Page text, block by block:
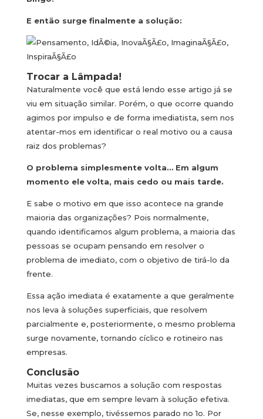
E então surge finalmente a solução:
Trocar a Lâmpada!
Naturalmente você que está lendo esse artigo já se
viu em situação similar. Porém, o que ocorre quando
agimos por impulso e de forma imediatista, sem nos
atentar-mos em identificar o real motivo ou a causa
raiz dos problemas?
O problema simplesmente volta… Em algum
momento ele volta, mais cedo ou mais tarde.
E sabe o motivo em que isso acontece na grande
maioria das organizações? Pois normalmente,
quando identificamos algum problema, a maioria das
pessoas se ocupam pensando em resolver o
problema de imediato, com o objetivo de tirá-lo da
frente.
Essa ação imediata é exatamente a que geralmente
nos leva à soluções superficiais, que resolvem
parcialmente e, posteriormente, o mesmo problema
surge novamente, tornando cíclico e rotineiro nas
empresas.
Conclusão
Muitas vezes buscamos a solução com respostas
imediatas, que em sempre levam à solução efetiva.
Se, nesse exemplo, tivéssemos parado no 1o. Por